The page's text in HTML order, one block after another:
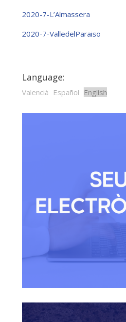
2020-7-L’Almassera
2020-7-ValledelParaiso
Language:
Valencià Español English